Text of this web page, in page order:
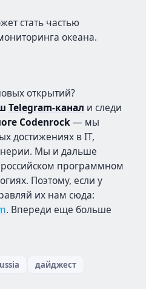
стать частью
океана.
открытий?
Telegram-канал и следи
Codenrock— мы
достижениях в IT,
Мы и дальше
программном
Поэтому, если у
их нам сюда:
. Впереди еще больше
дайджест